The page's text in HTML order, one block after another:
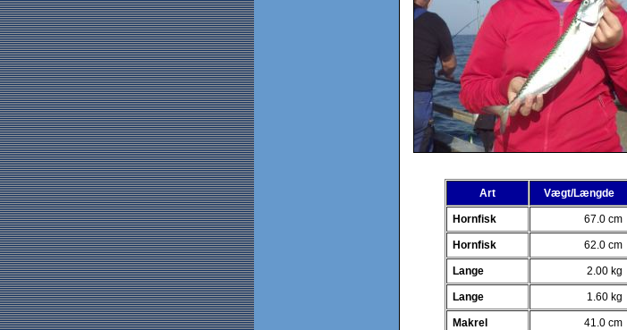
Art Vægt/Længde
Hornfisk 67.0 cm
Hornfisk 62.0 cm
Lange 2.00 kg
Lange 1.60 kg
Makrel 41.0 cm